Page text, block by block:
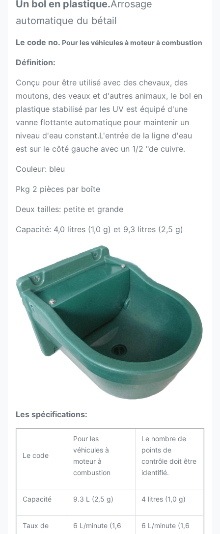
Un bol en plastique.Arrosage
automatique du bétail
Le code no. Pour les véhicules à moteur à combustion
Définition:
Conçu pour être utilisé avec des chevaux, des
moutons, des veaux et d'autres animaux, le bol en
plastique stabilisé par les UV est équipé d'une
vanne flottante automatique pour maintenir un
niveau d'eau constant.L'entrée de la ligne d'eau
est sur le côté gauche avec un 1/2 "de cuivre.
Couleur: bleu
Pkg 2 pièces par boîte
Deux tailles: petite et grande
Capacité: 4,0 litres (1,0 g) et 9,3 litres (2,5 g)
Les spécifications:
Le code
Pour les
véhicules à
moteur à
combustion
Le nombre de
points de
contrôle doit être
identifié.
Capacité 9.3 L (2,5 g) 4 litres (1,0 g)
Taux de
6 L/minute (1,6
6 L/minute (1,6